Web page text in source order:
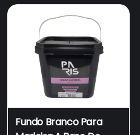
Fundo Branco Para